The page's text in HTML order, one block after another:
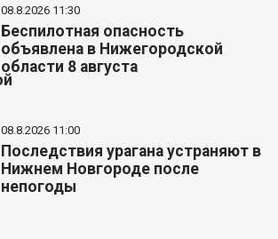
08.8.2026 11:30
Беспилотная опасность
объявлена в Нижегородской
области 8 августа
08.8.2026 11:00
Последствия урагана устраняют в
Нижнем Новгороде после
непогоды